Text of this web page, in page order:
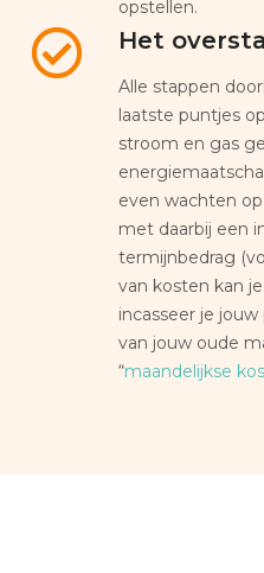
opstellen.
Het
Alle stappen
laatste puntjes
stroom en gas
even wachten
met daarbij een
termijnbedrag
van kosten kan
incasseer je
van jouw oude
“maandelijkse